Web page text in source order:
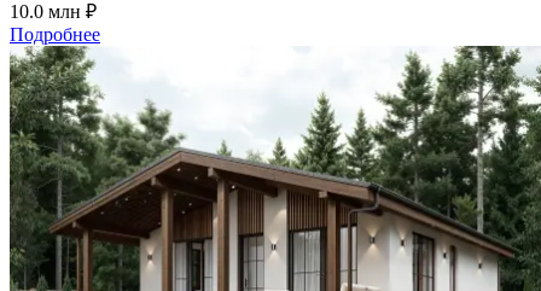
10.0 млн ₽
Подробнее